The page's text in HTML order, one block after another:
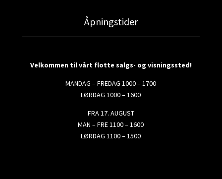
Åpningstider
Velkommen til vårt flotte salgs- og visningssted!
MANDAG – FREDAG 1000 – 1700
LØRDAG 1000 – 1600
FRA 17. AUGUST
MAN – FRE 1100 – 1600
LØRDAG 1100 – 1500